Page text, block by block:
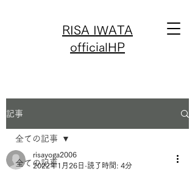
RISA IWATA
officialHP
記事
全ての記事
全ての記事
risayoga2006
2022年1月26日 読了時間: 4分